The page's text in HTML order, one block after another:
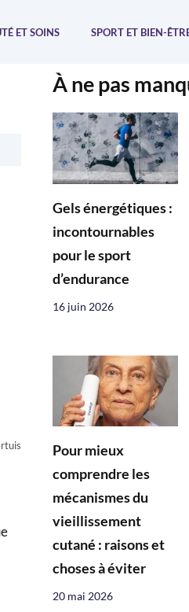
ET SOINS SPORT ET BIEN-
À ne pas
Gels énergétiques :
incontournables
pour le sport
d’endurance
16 juin 2026
Pour mieux
comprendre les
mécanismes du
vieillissement
cutané : raisons et
choses à éviter
20 mai 2026